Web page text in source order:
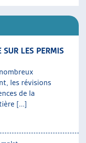
SUR LES PERMIS
les révisions
de la
[...]